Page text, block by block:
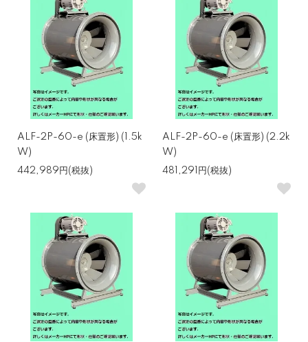
ALF-2P-60-e (床置形) (1.5k
W)
442,989円(税抜)
ALF-2P-60-e (床置形) (2.2k
W)
481,291円(税抜)